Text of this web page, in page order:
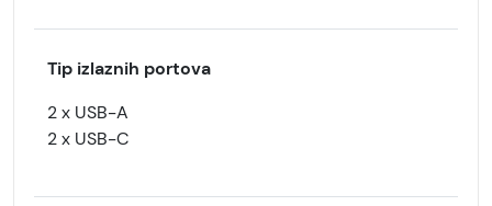
Tip izlaznih portova
2 x USB-A
2 x USB-C